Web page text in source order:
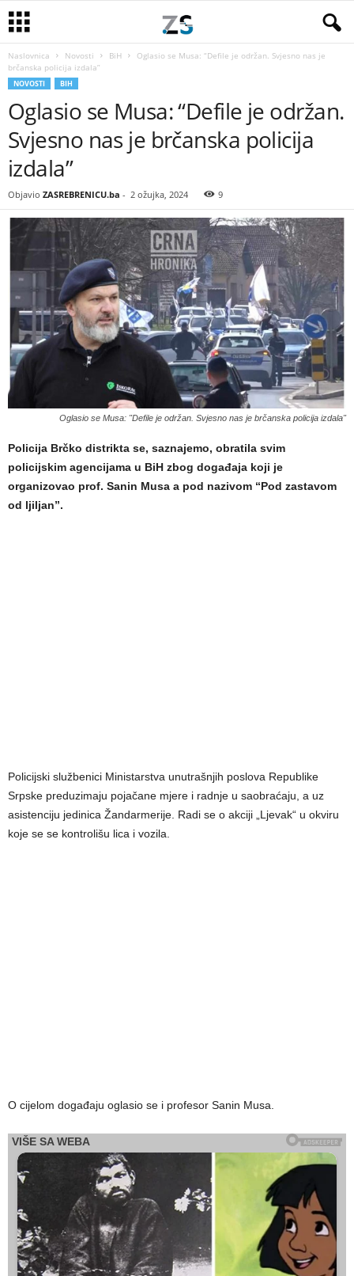
Naslovnica Novosti BiH
Oglasio se Musa: “Defile je održan. Svjesno nas je
brčanska policija izdala”
NOVOSTI BIH
Oglasio se Musa: “Defile je održan.
Svjesno nas je brčanska policija
izdala”
Objavio ZASREBRENICU.ba - 2 ožujka, 2024 9
Oglasio se Musa: "Defile je održan. Svjesno nas je brčanska policija izdala"
Policija Brčko distrikta se, saznajemo, obratila svim
policijskim agencijama u BiH zbog događaja koji je
organizovao prof. Sanin Musa a pod nazivom “Pod zastavom
od ljiljan”.
Policijski službenici Ministarstva unutrašnjih poslova Republike
Srpske preduzimaju pojačane mjere i radnje u saobraćaju, a uz
asistenciju jedinica Žandarmerije. Radi se o akciji „Ljevak“ u okviru
koje se se kontrolišu lica i vozila.
O cijelom događaju oglasio se i profesor Sanin Musa.